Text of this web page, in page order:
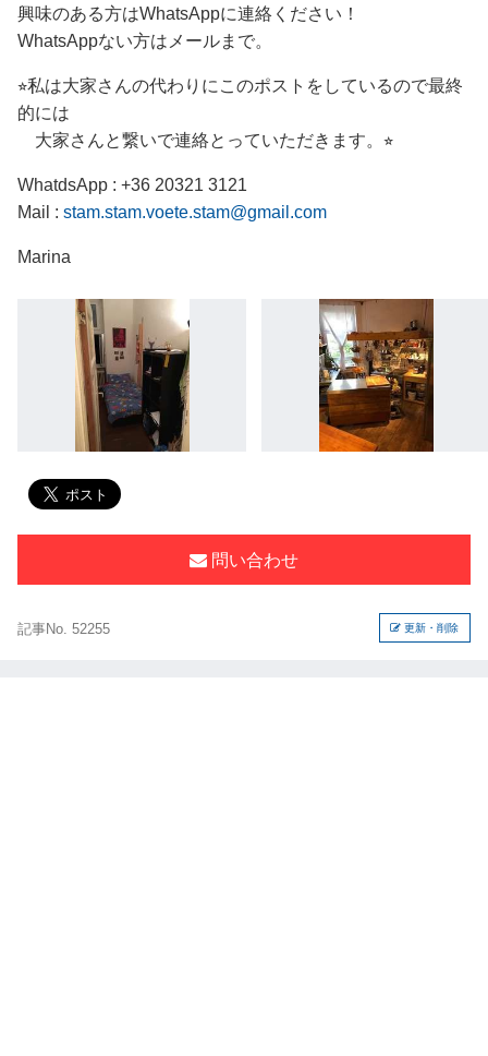
興味のある方はWhatsAppに連絡ください！
WhatsAppない方はメールまで。
⭐︎私は大家さんの代わりにこのポストをしているので最終
的には
大家さんと繋いで連絡とっていただきます。⭐︎
WhatdsApp : +36 20321 3121
Mail : stam.stam.voete.stam@gmail.com
Marina
問い合わせ
記事No. 52255 更新・削除